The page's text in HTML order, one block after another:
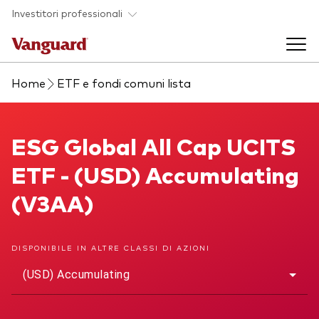
Skip to main content
Investitori professionali
Prodotti di investimento
Visualizza i nostri prodotti per categorie
Cerca i nostri prodotti
Eventi ed approfondimenti
Back to main menu
La società
Chi siamo
Home ETF e fondi comuni lista
ESG Global All Cap UCITS ETF
ESG Global All Cap UCITS
ETF - (USD) Accumulating
(V3AA)
DISPONIBILE IN ALTRE CLASSI DI AZIONI
(USD) Accumulating